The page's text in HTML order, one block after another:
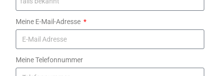
Meine E-Mail-Adresse
Meine Telefonnummer